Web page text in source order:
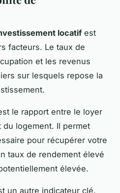
locatifest
facteurs. Le taux de
et les revenus
sur lesquels repose la
le rapport entre le loyer
du logement. Il permet
pour récupérer votre
taux de rendement élevé
élevée.
un autre indicateur clé.